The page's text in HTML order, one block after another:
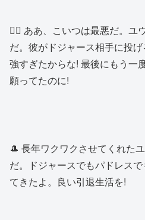
👱‍♂️ ああ、こいつは最悪だ。ユ
だ。彼がドジャース相手に投
強すぎたからな! 最後にもう一
願ってたのに!
🎩 長年ワクワクさせてくれた
だ。ドジャースでもパドレス
てきたよ。良い引退生活を!